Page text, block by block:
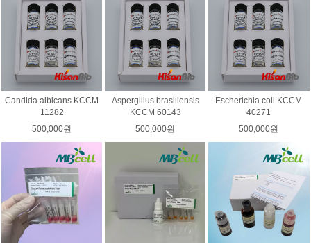
Candida albicans KCCM
11282
500,000원
Aspergillus brasiliensis
KCCM 60143
500,000원
Escherichia coli KCCM
40271
500,000원